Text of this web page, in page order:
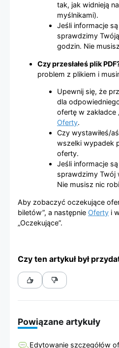
tak, jak widnieją
myślnikami).
Jeśli informacje
sprawdzimy
godzin. Nie
Czy przesłałeś plik
problem z plikiem i
Upewnij się, że
dla
ofertę w zakładce
Oferty.
Czy wystawiłeś/
wszelki wypadek
oferty.
Jeśli informacje
sprawdzimy Twój
Nie musisz nic
Aby zobaczyć oczekujące
biletów”, a następnie Oferty i
„Oczekujące”.
Czy ten artykuł był
Powiązane artykuły
Edytowanie szczegółów